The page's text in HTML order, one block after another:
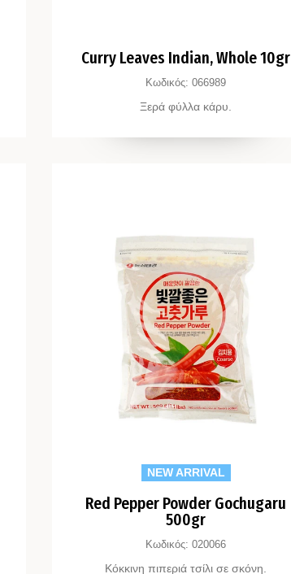
Curry Leaves Indian, Whole 10gr
Κωδικός: 066989
Ξερά φύλλα κάρυ.
NEW ARRIVAL
Red Pepper Powder Gochugaru
500gr
Κωδικός: 020066
Κόκκινη πιπεριά τσίλι σε σκόνη.